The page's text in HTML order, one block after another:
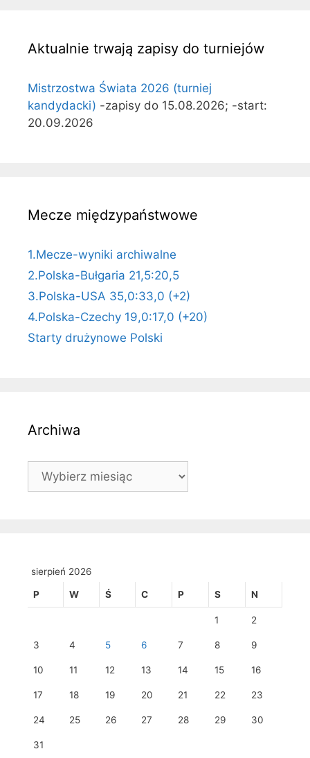
Aktualnie trwają zapisy do turniejów
Mistrzostwa Świata 2026 (turniej
kandydacki) -zapisy do 15.08.2026; -start:
20.09.2026
Mecze międzypaństwowe
1.Mecze-wyniki archiwalne
2.Polska-Bułgaria 21,5:20,5
3.Polska-USA 35,0:33,0 (+2)
4.Polska-Czechy 19,0:17,0 (+20)
Starty drużynowe Polski
Archiwa
Archiwa
sierpień 2026
P W Ś C P S N
1 2
3 4 5 6 7 8 9
10 11 12 13 14 15 16
17 18 19 20 21 22 23
24 25 26 27 28 29 30
31